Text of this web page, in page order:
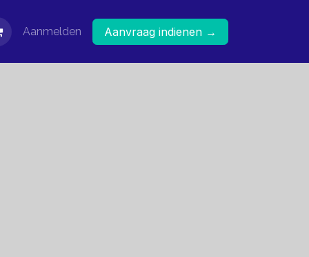
Aanmelden Aanvraag indienen →